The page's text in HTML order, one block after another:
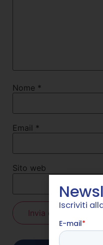
Nome *
Email *
Sito web
Iscriviti